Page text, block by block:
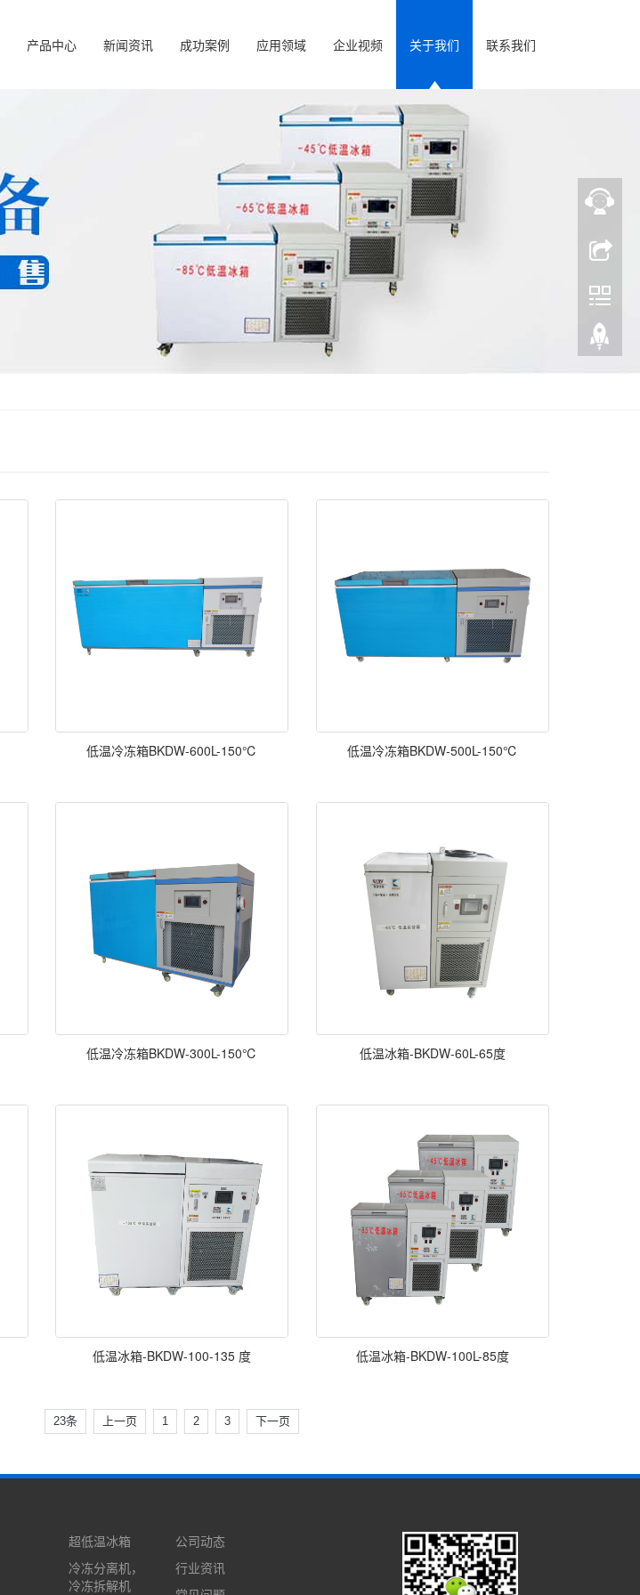
产品中心 新闻资讯 成功案例 应用领域 企业视频 关于我们 联系我们
低温冷冻箱BKDW-600L-150℃ 低温冷冻箱BKDW-500L-150℃
低温冷冻箱BKDW-300L-150℃ 低温冰箱-BKDW-60L-65度
低温冰箱-BKDW-100-135 度 低温冰箱-BKDW-100L-85度
23条 上一页 1 2 3 下一页
超低温冰箱
冷冻分离机，
冷冻拆解机
公司动态
行业资讯